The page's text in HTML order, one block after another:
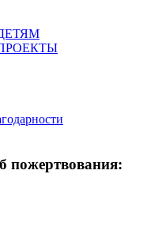
ПРОЕКТЫ
пожертвования: